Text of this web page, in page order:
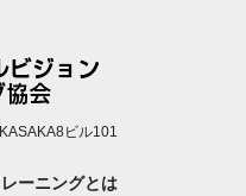
ビル101
ーニングとは